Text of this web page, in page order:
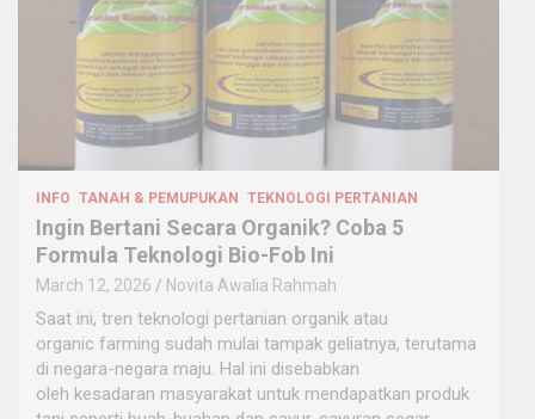
INFO TANAH & PEMUPUKAN TEKNOLOGI PERTANIAN
Ingin Bertani Secara Organik? Coba 5
Formula Teknologi Bio-Fob Ini
March 12, 2026 Novita Awalia Rahmah
Saat ini, tren teknologi pertanian organik atau
organic farming sudah mulai tampak geliatnya, terutama
di negara-negara maju. Hal ini disebabkan
oleh kesadaran masyarakat untuk mendapatkan produk